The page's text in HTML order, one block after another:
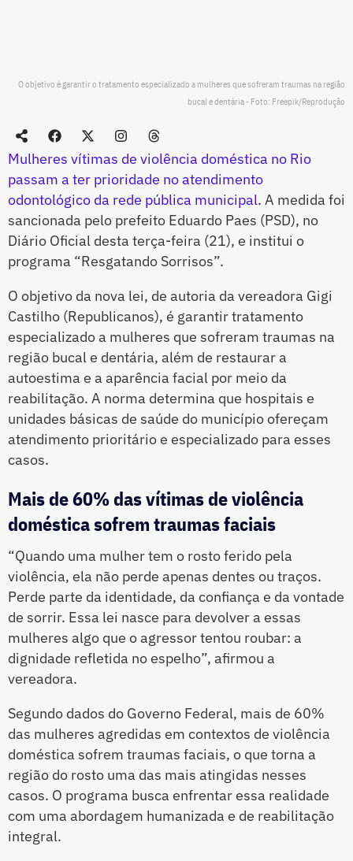
O objetivo é garantir o tratamento especializado a mulheres que sofreram traumas na região
bucal e dentária - Foto: Freepik/Reprodução
Mulheres vítimas de violência doméstica no Rio
passam a ter prioridade no atendimento
odontológico da rede pública municipal. A medida foi
sancionada pelo prefeito Eduardo Paes (PSD), no
Diário Oficial desta terça-feira (21), e institui o
programa “Resgatando Sorrisos”.
O objetivo da nova lei, de autoria da vereadora Gigi
Castilho (Republicanos), é garantir tratamento
especializado a mulheres que sofreram traumas na
região bucal e dentária, além de restaurar a
autoestima e a aparência facial por meio da
reabilitação. A norma determina que hospitais e
unidades básicas de saúde do município ofereçam
atendimento prioritário e especializado para esses
casos.
Mais de 60% das vítimas de violência
doméstica sofrem traumas faciais
“Quando uma mulher tem o rosto ferido pela
violência, ela não perde apenas dentes ou traços.
Perde parte da identidade, da confiança e da vontade
de sorrir. Essa lei nasce para devolver a essas
mulheres algo que o agressor tentou roubar: a
dignidade refletida no espelho”, afirmou a
vereadora.
Segundo dados do Governo Federal, mais de 60%
das mulheres agredidas em contextos de violência
doméstica sofrem traumas faciais, o que torna a
região do rosto uma das mais atingidas nesses
casos. O programa busca enfrentar essa realidade
com uma abordagem humanizada e de reabilitação
integral.